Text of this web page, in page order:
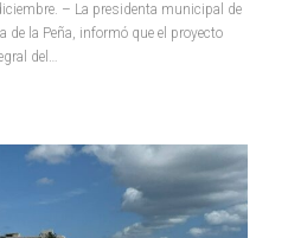
– La presidenta municipal de
de la Peña, informó que el proyecto
del …